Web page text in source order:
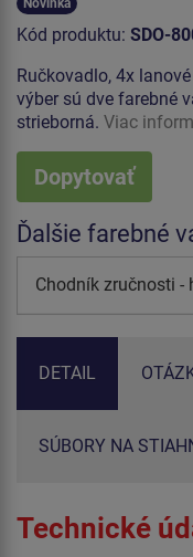
Kód produktu: SDO-
Ručkovadlo, 4x
výber sú dve farebné
strieborná. Viac
Dopytovať
Ďalšie farebné
Chodník zručnosti -
DETAIL
SÚBORY NA
Technické